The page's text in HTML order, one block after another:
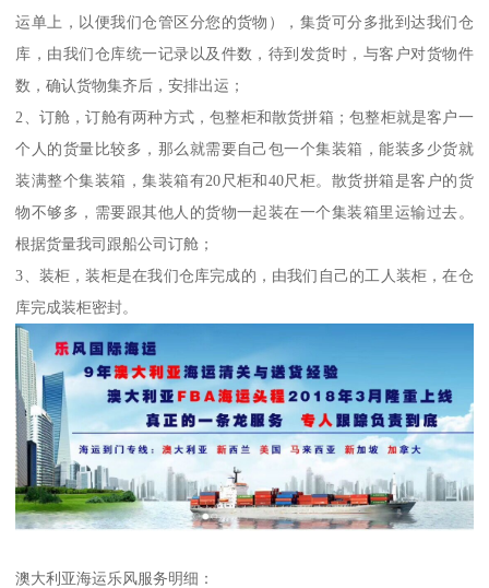
运单上，以便我们仓管区分您的货物），集货可分多批到达我们仓
库，由我们仓库统一记录以及件数，待到发货时，与客户对货物件
数，确认货物集齐后，安排出运；
2、订舱，订舱有两种方式，包整柜和散货拼箱；包整柜就是客户一
个人的货量比较多，那么就需要自己包一个集装箱，能装多少货就
装满整个集装箱，集装箱有20尺柜和40尺柜。散货拼箱是客户的货
物不够多，需要跟其他人的货物一起装在一个集装箱里运输过去。
根据货量我司跟船公司订舱；
3、装柜，装柜是在我们仓库完成的，由我们自己的工人装柜，在仓
库完成装柜密封。
澳大利亚海运乐风服务明细：